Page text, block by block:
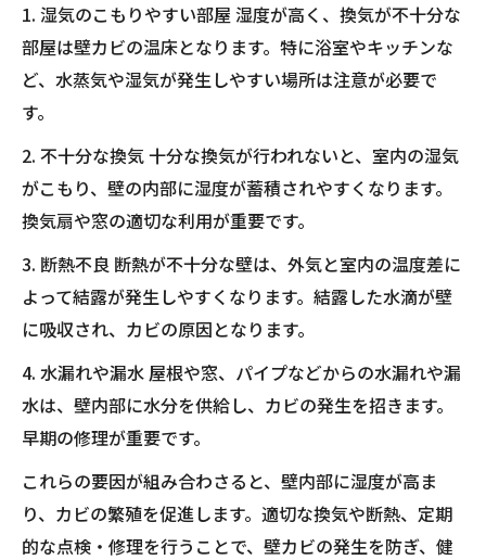
1. 湿気のこもりやすい部屋 湿度が高く、換気が不十分な
部屋は壁カビの温床となります。特に浴室やキッチンな
ど、水蒸気や湿気が発生しやすい場所は注意が必要で
す。
2. 不十分な換気 十分な換気が行われないと、室内の湿気
がこもり、壁の内部に湿度が蓄積されやすくなります。
換気扇や窓の適切な利用が重要です。
3. 断熱不良 断熱が不十分な壁は、外気と室内の温度差に
よって結露が発生しやすくなります。結露した水滴が壁
に吸収され、カビの原因となります。
4. 水漏れや漏水 屋根や窓、パイプなどからの水漏れや漏
水は、壁内部に水分を供給し、カビの発生を招きます。
早期の修理が重要です。
これらの要因が組み合わさると、壁内部に湿度が高ま
り、カビの繁殖を促進します。適切な換気や断熱、定期
的な点検・修理を行うことで、壁カビの発生を防ぎ、健